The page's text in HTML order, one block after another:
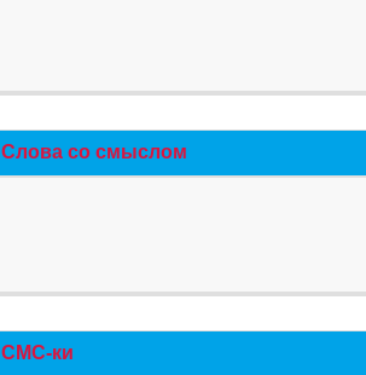
Слова со смыслом
СМС-ки